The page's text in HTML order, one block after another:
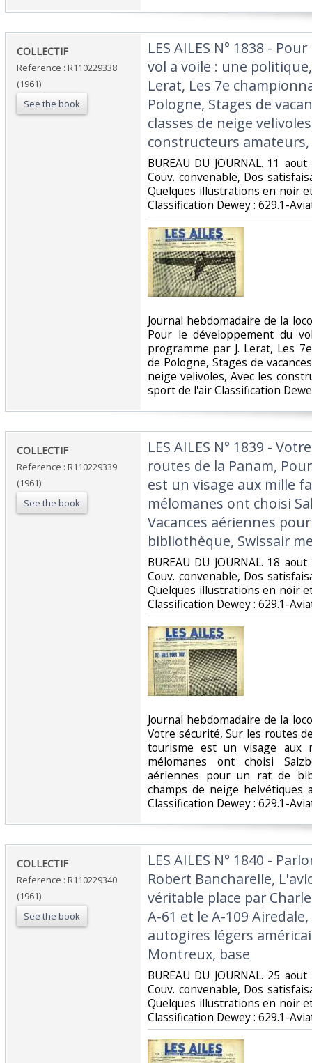
‎COLLECTIF‎
Reference : R110229338
(1961)
See the book
‎LES AILES N° 1838 -
vol a voile : une
Lerat, Les 7e
Pologne, Stages de
classes de neige
constructeurs
‎BUREAU DU JOURNAL. 11
Couv. convenable, Dos
Quelques illustrations en noir
Classification Dewey : 629.1-
‎Journal hebdomadaire de la
Pour le développement du
programme par J. Lerat, Les
de Pologne, Stages de
neige velivoles, Avec les
sport de l'air Classification
‎COLLECTIF‎
Reference : R110229339
(1961)
See the book
‎LES AILES N° 1839 -
routes de la Panam,
est un visage aux mille
mélomanes ont choisi
Vacances aériennes
bibliothèque, Swissair
‎BUREAU DU JOURNAL. 18
Couv. convenable, Dos
Quelques illustrations en noir
Classification Dewey : 629.1-
‎Journal hebdomadaire de la
Votre sécurité, Sur les routes
tourisme est un visage aux
mélomanes ont choisi
aériennes pour un rat de
champs de neige helvétiques
Classification Dewey : 629.1-
‎COLLECTIF‎
Reference : R110229340
(1961)
See the book
‎LES AILES N° 1840 -
Robert Bancharelle,
véritable place par
A-61 et le A-109
autogires légers
Montreux, base‎
‎BUREAU DU JOURNAL. 25
Couv. convenable, Dos
Quelques illustrations en noir
Classification Dewey : 629.1-